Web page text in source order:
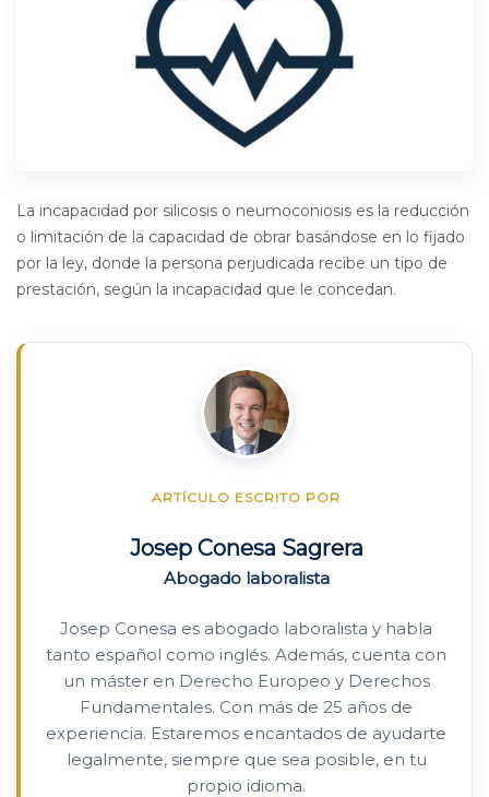
La incapacidad por silicosis o neumoconiosis es la reducción
o limitación de la capacidad de obrar basándose en lo fijado
por la ley, donde la persona perjudicada recibe un tipo de
prestación, según la incapacidad que le concedan.
ARTÍCULO ESCRITO POR
Josep Conesa Sagrera
Abogado laboralista
Josep Conesa es abogado laboralista y habla
tanto español como inglés. Además, cuenta con
un máster en Derecho Europeo y Derechos
Fundamentales. Con más de 25 años de
experiencia. Estaremos encantados de ayudarte
legalmente, siempre que sea posible, en tu
propio idioma.